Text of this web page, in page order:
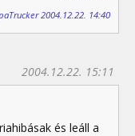
2004.12.22. 14:40
2004.12.22. 15:11
és leáll a